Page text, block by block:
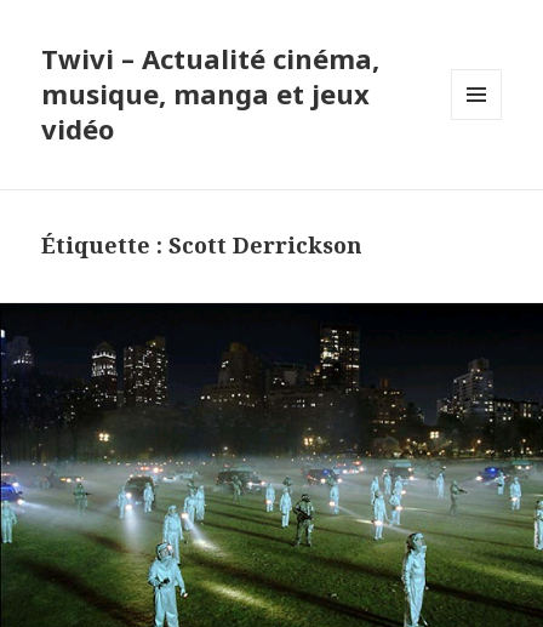
Twivi – Actualité cinéma,
musique, manga et jeux
vidéo
Étiquette :Scott Derrickson